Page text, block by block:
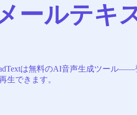
ールテキ
は無料のAI音声生成ツール
生できます。